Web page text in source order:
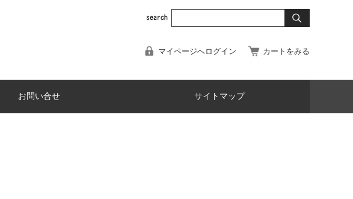
マイページへログイン カートをみる
お問い合せ サイトマップ